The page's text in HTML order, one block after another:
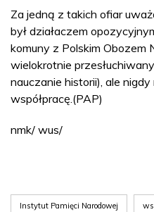
Za jedną z takich ofiar
był działaczem
komuny z Polskim Obozem
wielokrotnie
nauczanie historii), ale
współpracę.(PAP)
nmk/ wus/
Instytut Pamięci Narodowej